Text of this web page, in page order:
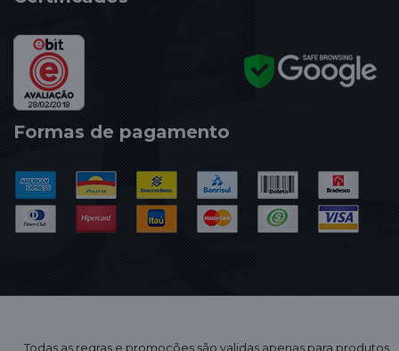
Formas de pagamento
Todas as regras e promoções são validas apenas para produtos